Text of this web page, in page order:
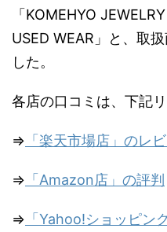
「KOMEHYO
USED WEAR」と、取
した。
各店の口コミは、下記
⇒ 「楽天市場店」のレ
⇒ 「Amazon店」の評判
⇒ 「Yahoo!ショッピン